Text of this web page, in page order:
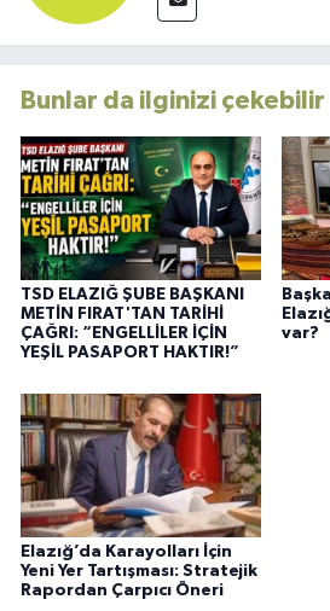
Bunlar da ilginizi çekebilir
TSD ELAZIĞ ŞUBE BAŞKANI
METİN FIRAT'TAN TARİHİ
ÇAĞRI: “ENGELLİLER İÇİN
YEŞİL PASAPORT HAKTIR!”
var?
Elazığ’da Karayolları İçin
Yeni Yer Tartışması: Stratejik
Rapordan Çarpıcı Öneri